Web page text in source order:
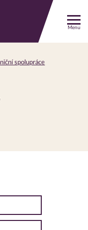
Menu
spolupráce